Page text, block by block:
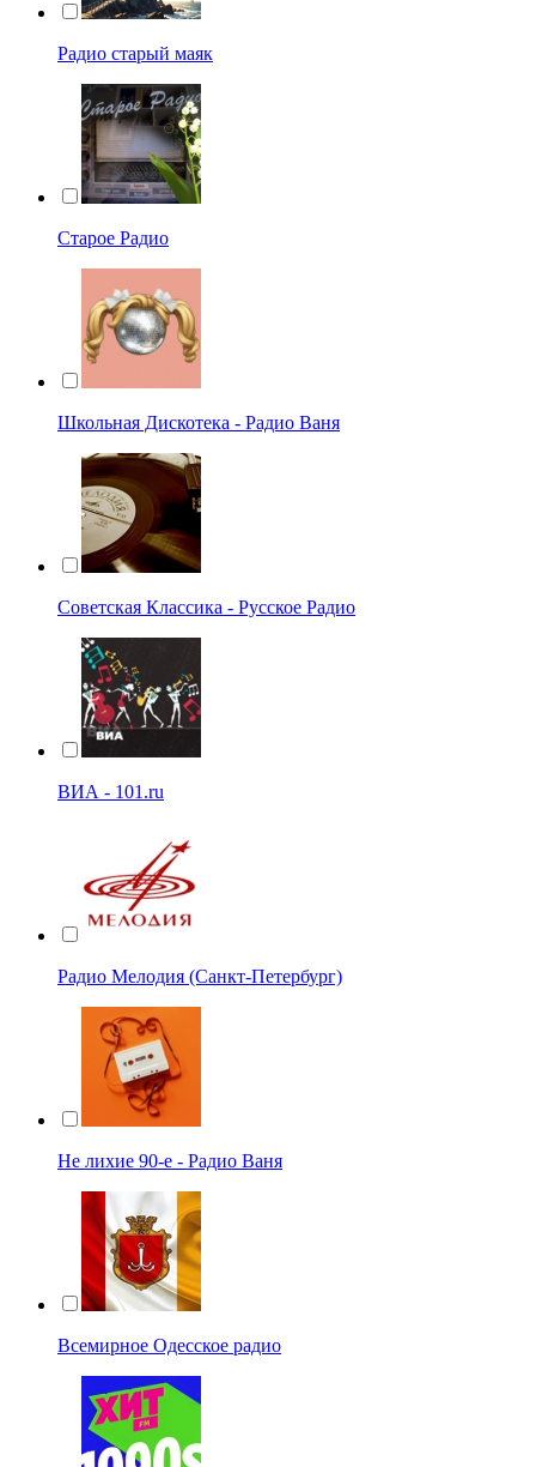
Радио старый маяк
Старое Радио
Школьная Дискотека - Радио Ваня
Советская Классика - Русское Радио
ВИА - 101.ru
Радио Мелодия (Санкт-Петербург)
Не лихие 90-е - Радио Ваня
Всемирное Одесское радио